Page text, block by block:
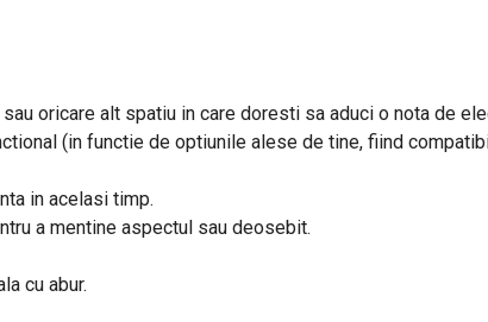
oricare alt spatiu in care doresti sa aduci o nota de
(in functie de optiunile alese de tine, fiind
in acelasi timp.
a mentine aspectul sau deosebit.
cu abur.